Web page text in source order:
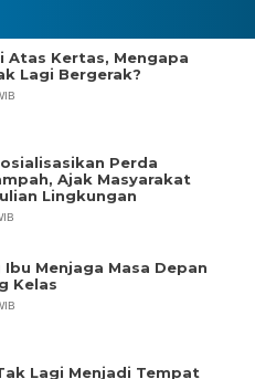
Atas Kertas, Mengapa
Lagi Bergerak?
Perda
Ajak Masyarakat
Lingkungan
Menjaga Masa Depan
Kelas
Lagi Menjadi Tempat